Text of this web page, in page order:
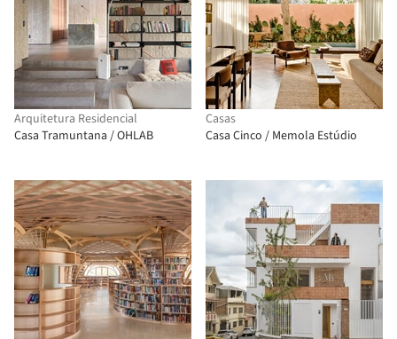
Arquitetura Residencial
Casa Tramuntana / OHLAB
Casas
Casa Cinco / Memola Estúdio